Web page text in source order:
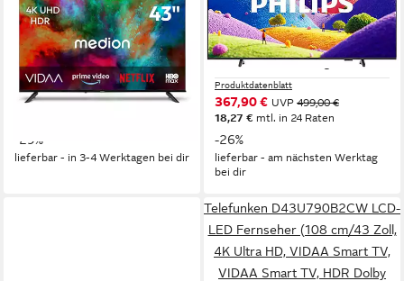
Fernseher
108 cm/43 Zoll Diagonale
LED LCD Bildschirmtechnologie
4K Ultra HD Auflösung
Produktdatenblatt
ab 249,95 € UVP349,95 €
-29%
lieferbar - in 3-4 Werktagen bei dir
Fernseher
108 cm/43 Zoll Diagonale
LED Bildschirmtechnologie
4K Ultra HD Auflösung
Produktdatenblatt
367,90 € UVP 499,00 €
18,27 € mtl. in 24 Raten
-26%
lieferbar - am nächsten Werktag
bei dir
Telefunken D43U790B2CW LCD-
LED Fernseher (108 cm/43 Zoll,
4K Ultra HD, VIDAA Smart TV,
VIDAA Smart TV, HDR Dolby